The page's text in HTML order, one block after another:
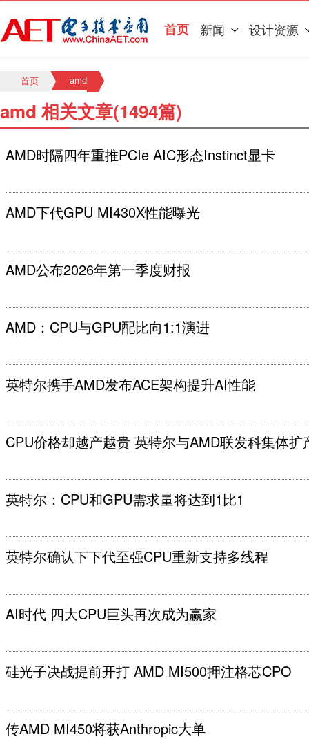
首页 新闻 设计资源
首页 amd
amd 相关文章(1494篇)
AMD时隔四年重推PCIe AIC形态Instinct显卡
AMD下代GPU MI430X性能曝光
AMD公布2026年第一季度财报
AMD：CPU与GPU配比向1:1演进
英特尔携手AMD发布ACE架构提升AI性能
CPU价格却越产越贵 英特尔与AMD联发科集体扩
英特尔：CPU和GPU需求量将达到1比1
英特尔确认下下代至强CPU重新支持多线程
AI时代 四大CPU巨头再次成为赢家
硅光子决战提前开打 AMD MI500押注格芯CPO
传AMD MI450将获Anthropic大单